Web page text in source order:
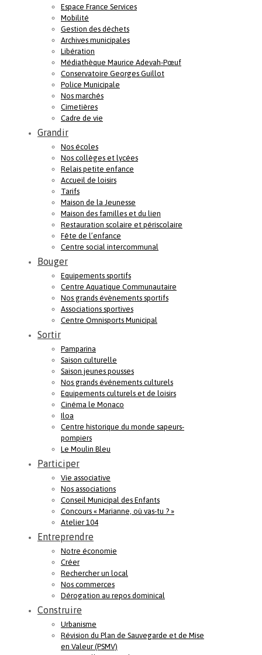
Espace France Services
Mobilité
Gestion des déchets
Archives municipales
Libération
Médiathèque Maurice Adevah-Pœuf
Conservatoire Georges Guillot
Police Municipale
Nos marchés
Cimetières
Cadre de vie
Grandir
Nos écoles
Nos collèges et lycées
Relais petite enfance
Accueil de loisirs
Tarifs
Maison de la Jeunesse
Maison des familles et du lien
Restauration scolaire et périscolaire
Fête de l’enfance
Centre social intercommunal
Bouger
Equipements sportifs
Centre Aquatique Communautaire
Nos grands évènements sportifs
Associations sportives
Centre Omnisports Municipal
Sortir
Pamparina
Saison culturelle
Saison jeunes pousses
Nos grands événements culturels
Equipements culturels et de loisirs
Cinéma le Monaco
Iloa
Centre historique du monde sapeurs-
pompiers
Le Moulin Bleu
Participer
Vie associative
Nos associations
Conseil Municipal des Enfants
Concours « Marianne, où vas-tu ? »
Atelier 104
Entreprendre
Notre économie
Créer
Rechercher un local
Nos commerces
Dérogation au repos dominical
Construire
Urbanisme
Révision du Plan de Sauvegarde et de Mise
en Valeur (PSMV)